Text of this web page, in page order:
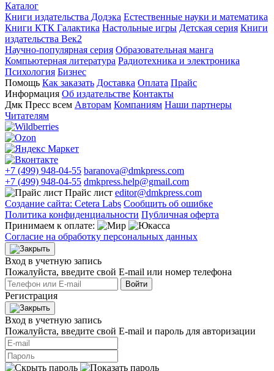
Каталог
Книги издательства Додэка Естественные науки и математика
Книги КТК Галактика Настольные игры Детская серия Книги
издательства Век2
Научно-популярная серия Образовательная манга
Компьютерная литература Радиотехника и электроника
Психология Бизнес
Помощь Как заказать Доставка Оплата Прайс
Информация Об издательстве Контакты
Дмк Пресс всем Авторам Компаниям Наши партнеры
Читателям
+7 (499) 948-04-55 baranova@dmkpress.com
+7 (499) 948-04-55 dmkpress.help@gmail.com
Прайс лист editor@dmkpress.com
Создание сайта: Cetera Labs Сообщить об ошибке
Политика конфиденциальности Публичная оферта
Принимаем к оплате:
Согласие на обработку персональных данных
Вход в учетную запись
Пожалуйста, введите свой E‑mail или номер телефона
Войти
Регистрация
Вход в учетную запись
Пожалуйста, введите свой E‑mail и пароль для авторизации